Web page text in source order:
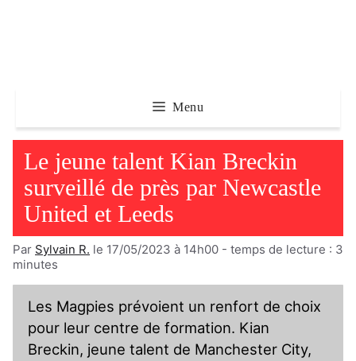
Menu
Le jeune talent Kian Breckin
surveillé de près par Newcastle
United et Leeds
Par Sylvain R. le 17/05/2023 à 14h00 - temps de lecture : 3
minutes
Les Magpies prévoient un renfort de choix
pour leur centre de formation. Kian
Breckin, jeune talent de Manchester City,